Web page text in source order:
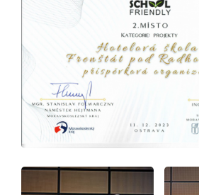
Projekty
Foto
Video a audio
Virtuální prohlídka
Kontakty